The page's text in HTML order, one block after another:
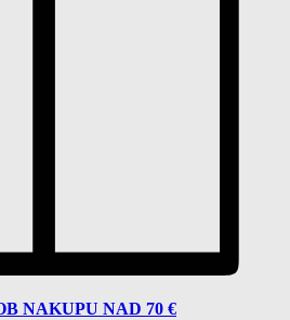
NAKUPU NAD 70 €